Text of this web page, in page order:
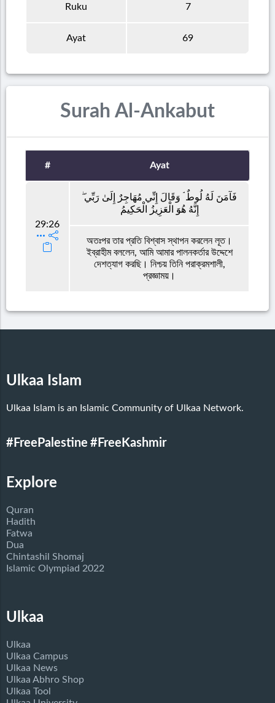
Ruku 7
Ayat 69
Surah Al-Ankabut
# Ayat
29:26
فَآمَنَ لَهُ لُوطٌ ۘ وَقَالَ إِنِّي مُهَاجِرٌ إِلَىٰ رَبِّي ۖ
إِنَّهُ هُوَ الْعَزِيزُ الْحَكِيمُ
অতঃপর তার প্রতি বিশ্বাস স্থাপন করলেন লূত।
ইব্রাহীম বললেন, আমি আমার পালনকর্তার উদ্দেশে
দেশত্যাগ করছি। নিশ্চয় তিনি পরাক্রমশালী,
প্রজ্ঞাময়।
Ulkaa Islam
Ulkaa Islam is an Islamic Community of Ulkaa Network.
#FreePalestine #FreeKashmir
Explore
Quran
Hadith
Fatwa
Dua
Chintashil Shomaj
Islamic Olympiad 2022
Ulkaa
Ulkaa
Ulkaa Campus
Ulkaa News
Ulkaa Abhro Shop
Ulkaa Tool